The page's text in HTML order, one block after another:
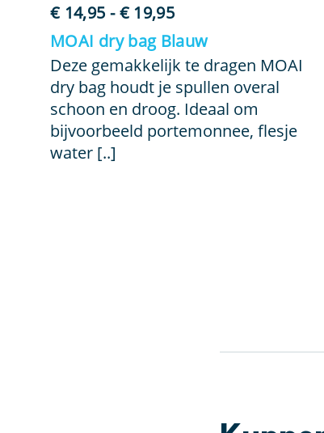
€14,95 - €19,95Prijsklasse:
€ 14,95
tot
€ 19,95
MOAI dry bag Blauw
Deze gemakkelijk te dragen MOAI
dry bag houdt je spullen overal
schoon en droog. Ideaal om
bijvoorbeeld portemonnee, flesje
water [..]